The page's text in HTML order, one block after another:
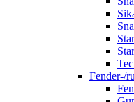
Fender-/